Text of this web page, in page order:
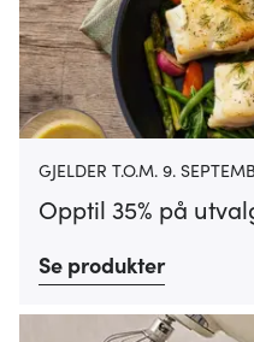
GJELDER T.O.M. 9.
Opptil 35% på
Se produkter